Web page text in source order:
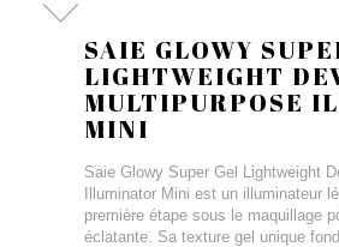
SAIE GLOWY
LIGHTWEIGHT
MULTIPURPOSE
MINI
Saie Glowy Super Gel Lightweight
Illuminator Mini est un illuminateur
première étape sous le maquillage
éclatante. Sa texture gel unique